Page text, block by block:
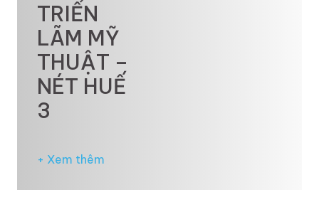
TRIỂN
LÃM MỸ
THUẬT –
NÉT HUẾ
3
+ Xem thêm